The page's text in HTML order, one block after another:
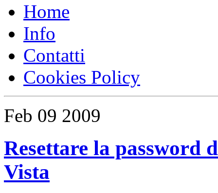
Home
Info
Contatti
Cookies Policy
Feb 09 2009
Resettare la password
Vista